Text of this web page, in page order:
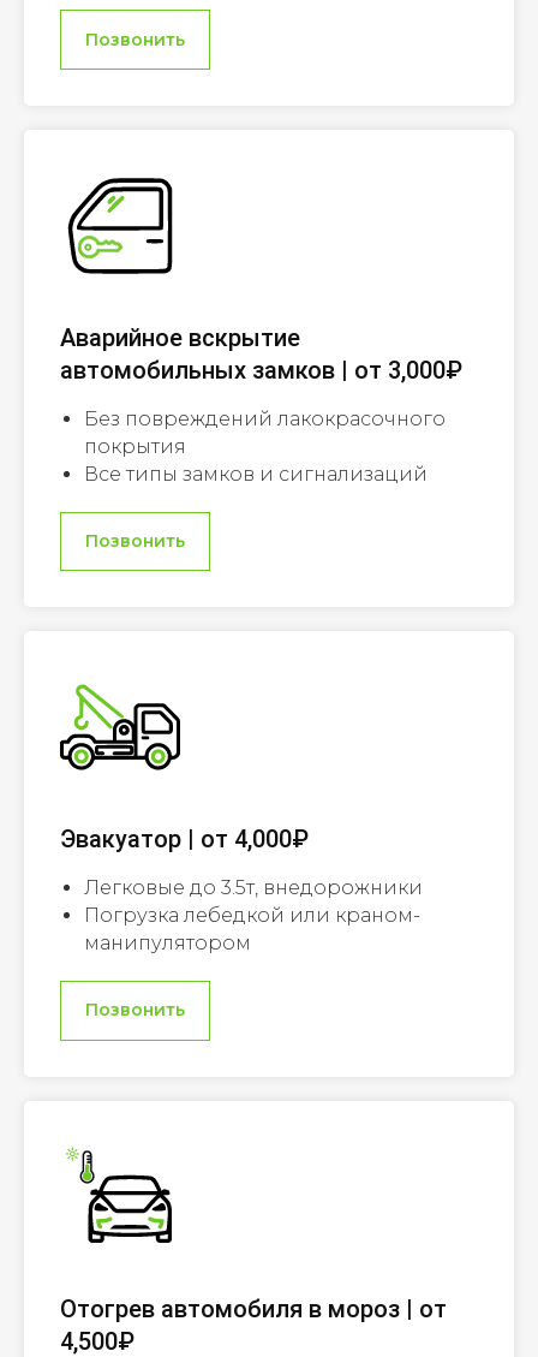
Позвонить
Аварийное вскрытие
автомобильных замков | от 3,000₽
Без повреждений лакокрасочного
покрытия
Все типы замков и сигнализаций
Позвонить
Эвакуатор | от 4,000₽
Легковые до 3.5т, внедорожники
Погрузка лебедкой или краном-
манипулятором
Позвонить
Отогрев автомобиля в мороз | от
4,500₽